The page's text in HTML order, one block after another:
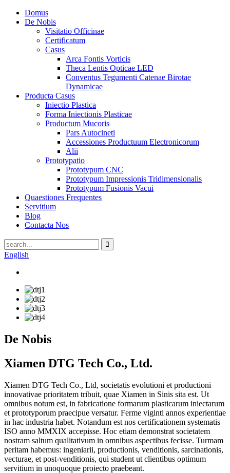
Domus
De Nobis
Visitatio Officinae
Certificatum
Casus
Arca Fontis Vorticis
Theca Lentis Opticae LED
Conventus Tegumenti Catenae Birotae
Dynamicae
Producta Casus
Iniectio Plastica
Forma Iniectionis Plasticae
Productum Mucoris
Pars Autocineti
Accessiones Productuum Electronicorum
Alii
Prototypatio
Prototypum CNC
Prototypum Impressionis Tridimensionalis
Prototypum Fusionis Vacui
Quaestiones Frequentes
Servitium
Blog
Contacta Nos
English
De Nobis
Xiamen DTG Tech Co., Ltd.
Xiamen DTG Tech Co., Ltd, societatis evolutioni et productioni
innovativae prioritatem tribuit, quae Xiamen in Sinis sita est. Ut
omnibus notum est, in fabricatione formarum plasticarum iniectarum
et prototyporum praecipue versatur. Ferme viginti annos experientiae
in hac industria habet. Notandum est nos certificationem systematis
ISO anno MMXIX accepisse. Hoc etiam demonstrat societatem
nostram saltum qualitativum in omnibus aspectibus fecisse. Turmam
peritam habemus: ingeniarii, productionis, venditionis, sarcinationis,
vecturae, et post-venditionis, qui student ut clientibus optimum
servitium in unoquoque proiecto praebeant.